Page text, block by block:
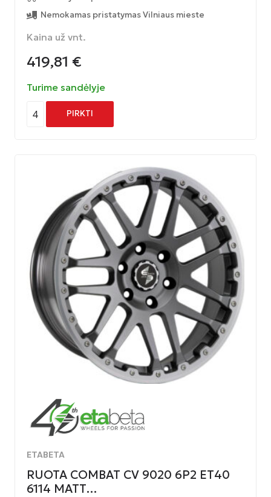
Nemokamas pristatymas Vilniaus mieste
Kaina už vnt.
419,81 €
Turime sandėlyje
4 PIRKTI
ETABETA
RUOTA COMBAT CV 9020 6P2 ET40
6114 MATT…